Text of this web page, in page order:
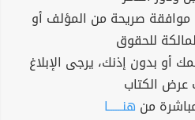
موافقة صريحة من المؤلف أو
للحقوق
أو بدون إذنك، يرجى الإبلاغ
عرض الكتاب
من هنــــــا